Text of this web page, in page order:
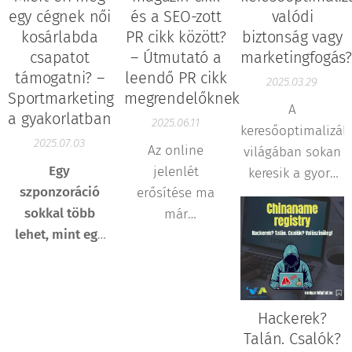
az eredmények...
A...
kulcsfontosságú
szerepet
játszanak.
Azonban sok
vállalkozás
elköveti azt a
hibát, hogy a
tartalomra
pusztán
költségként
tekint, nem
eredménylistán
mérhető, hanem
a szurkolói
élményben, a
márkaépítésben,
a
közösségimédia-
elérésekben és
mennyire tudjuk
fenntarthatóvá
tenni a
működésünket.
A'Vantgard...
egy cégnek női
kosárlabda
csapatot
támogatni? –
Sportmarketing
a gyakorlatban
2025.07.03
Egy
szponzoráció
sokkal több
lehet, mint egy
és a SEO-zott
PR cikk között?
– Útmutató a
leendő PR cikk
megrendelőknek
2025.06.11
Az online
jelenlét
erősítése ma
már
valódi
biztonság vagy
marketingfogás?
2025.03.29
A
világában sokan
keresik a gyors
sikert, de vajon
érdemes hinni
azoknak az
ügynökségeknek
vagy szabadúszó
marketingeseknek,
akik garantálják,
hogy weboldalad
Hackerek?
Talán. Csalók?